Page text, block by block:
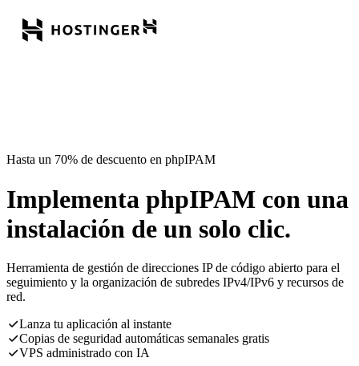
Hasta un 70% de descuento en phpIPAM
Implementa phpIPAM con una
instalación de un solo clic.
Herramienta de gestión de direcciones IP de código abierto para el
seguimiento y la organización de subredes IPv4/IPv6 y recursos de
red.
Lanza tu aplicación al instante
Copias de seguridad automáticas semanales gratis
VPS administrado con IA